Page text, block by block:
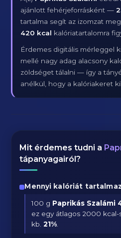
ajánlott fehérjeforrásként —
tartalma segít az izomzat
420 kcal kalóriatartalomra
Érdemes digitális mérleggel
mellé nagy adag alacsony
zöldséget tálalni — így a
anélkül, hogy a kalóriakeret
Mit érdemes tudni a
tápanyagairól?
Mennyi kalóriát
100 g Paprikás Szalámi
ez egy átlagos 2000
kb.21%